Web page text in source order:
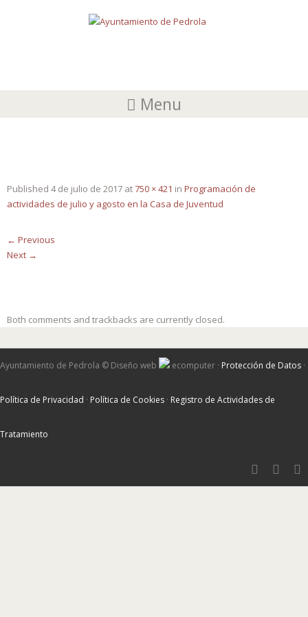
Menu
Published 4 de julio de 2017 at750 × 421 in Programación de
actividades de julio y agosto en la Casa de Juventud
← Previous
Next →
Both comments and trackbacks are currently closed.
Ayuntamiento de Pedrola © Diseño web ecomputer · Protección de Datos ·
Política de Privacidad · Política de Cookies · Registro de Actividades de
Tratamiento